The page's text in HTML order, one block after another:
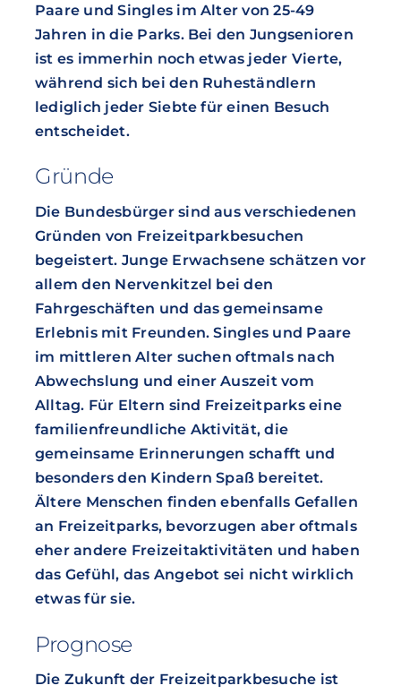
Paare und Singles im Alter von 25-49
Jahren in die Parks. Bei den Jungsenioren
ist es immerhin noch etwas jeder Vierte,
während sich bei den Ruheständlern
lediglich jeder Siebte für einen Besuch
entscheidet.
Gründe
Die Bundesbürger sind aus verschiedenen
Gründen von Freizeitparkbesuchen
begeistert. Junge Erwachsene schätzen vor
allem den Nervenkitzel bei den
Fahrgeschäften und das gemeinsame
Erlebnis mit Freunden. Singles und Paare
im mittleren Alter suchen oftmals nach
Abwechslung und einer Auszeit vom
Alltag. Für Eltern sind Freizeitparks eine
familienfreundliche Aktivität, die
gemeinsame Erinnerungen schafft und
besonders den Kindern Spaß bereitet.
Ältere Menschen finden ebenfalls Gefallen
an Freizeitparks, bevorzugen aber oftmals
eher andere Freizeitaktivitäten und haben
das Gefühl, das Angebot sei nicht wirklich
etwas für sie.
Prognose
Die Zukunft der Freizeitparkbesuche ist